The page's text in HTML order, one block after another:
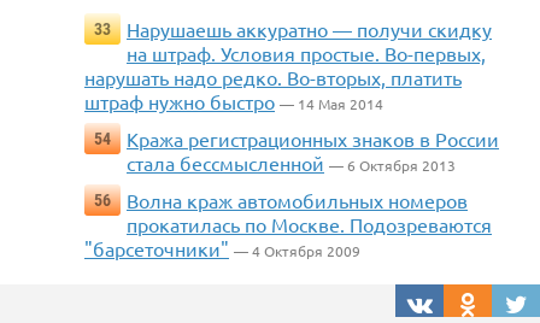
33
Нарушаешь аккуратно — получи скидку
на штраф. Условия простые. Во-первых,
нарушать надо редко. Во-вторых, платить
штраф нужно быстро — 14 Мая 2014
54
Кража регистрационных знаков в России
стала бессмысленной — 6 Октября 2013
56
Волна краж автомобильных номеров
прокатилась по Москве. Подозреваются
"барсеточники" — 4 Октября 2009